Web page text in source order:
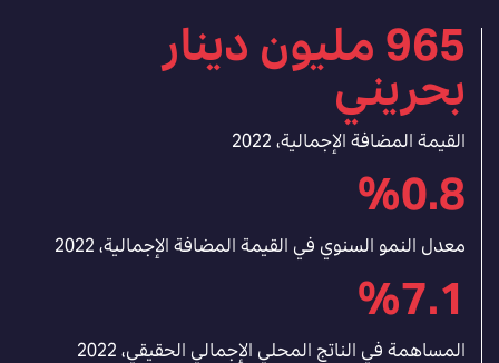
965 مليون ديناربحريني
القيمة المضافة الإجمالية، 2022
%0.8
معدل النمو السنوي في القيمة المضافة الإجمالية، 2022
%7.1
المساهمة في الناتج المحلي الإجمالي الحقيقي، 2022